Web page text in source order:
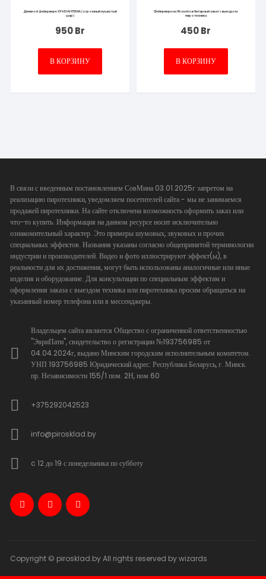
Дневной фейерверк ХРИЗАНТЕМА (огромный пушистый
шар)
950Br
В КОРЗИНУ
Фейерверк на 96 залпов Янтарный закат с выездом
пиротехника
450Br
В КОРЗИНУ
В связи с введенным постановлением СовМина 03.01.2025г запретом на
реализацию пиротехники, уведомляем посетителей сайта - мы не занимаемся
продажей пиротехники. На сайте отключена возможность оформить заказ или
что-то купить. Информация на данном ресурсе носит исключительно
ознакомительный характер. Это примеры шумовых, звуковых и прочих
специальных эффектов. Названия указаны согласно общепринятой терминологии
индустрии и производителей. Видео и фото иллюстрируют эффект(ы), в
реальности для их достижения, могут быть использованы аналогичные или иные
изделия и оборудование. Для консультации по специальным эффектам и
оформления заказа с выездом техника или пиротехника просим обращаться на
указанный номер телефона или в мессенджеры.
Владельцем сайта является Общество с ограниченной ответственностью
"ЭвриПати", свидетельство о регистрации №193756985 от
04.04.2024г, выдано Минским городским исполнительным комитетом.
УНП 193756985 Юридический адрес: Республика Беларусь, г. Минск.
пр. Независимости 155/1 пом. 2Н, пом 60
+375292042523
info@pirosklad.by
c 12 до 19 с понедельника по субботу
Copyright © pirosklad.by All rights reserved by wizards